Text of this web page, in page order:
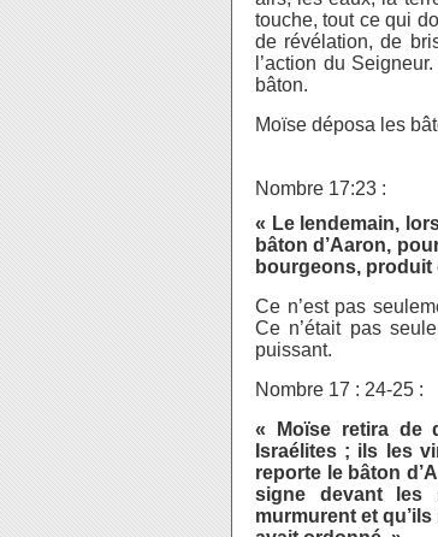
touche, tout ce qui
de révélation, de
l’action du
bâton.
Moïse déposa les
Nombre 17:23 :
« Le lendemain,
bâton d’Aaron,
bourgeons, produit
Ce n’est pas
Ce n’était pas
puissant.
Nombre 17 : 24-25 :
« Moïse retira de
Israélites ; ils les
reporte le bâton
signe devant les
murmurent et